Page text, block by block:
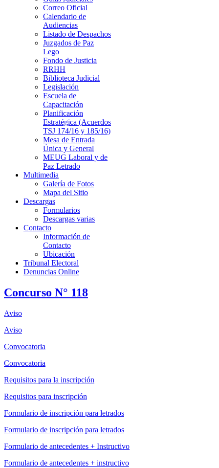
Correo Oficial
Calendario de
Audiencias
Listado de Despachos
Juzgados de Paz
Lego
Fondo de Justicia
RRHH
Biblioteca Judicial
Legislación
Escuela de
Capacitación
Planificación
Estratégica (Acuerdos
TSJ 174/16 y 185/16)
Mesa de Entrada
Única y General
MEUG Laboral y de
Paz Letrado
Multimedia
Galería de Fotos
Mapa del Sitio
Descargas
Formularios
Descargas varias
Contacto
Información de
Contacto
Ubicación
Tribunal Electoral
Denuncias Online
Concurso N° 118
Aviso
Aviso
Convocatoria
Convocatoria
Requisitos para la inscripción
Requisitos para inscripción
Formulario de inscripción para letrados
Formulario de inscripción para letrados
Formulario de antecedentes + Instructivo
Formulario de antecedentes + instructivo